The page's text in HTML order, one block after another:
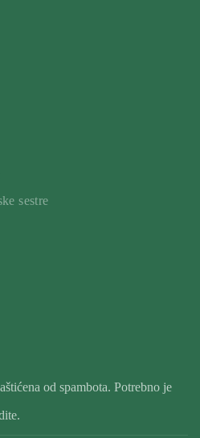
sestre
od spambota. Potrebno je